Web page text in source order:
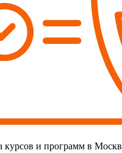
курсов и программ в